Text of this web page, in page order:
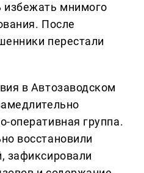
мнимого
После
перестали
в Автозаводском
оперативная группа.
восстановили
зафиксировали